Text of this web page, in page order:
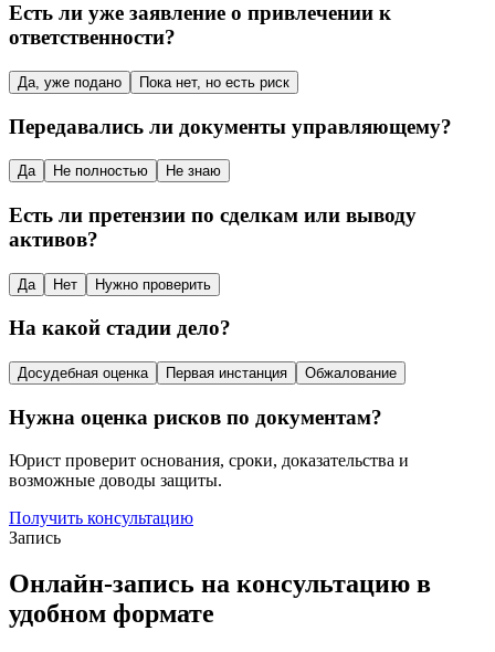
Есть ли уже заявление о привлечении к
ответственности?
Да, уже подано Пока нет, но есть риск
Передавались ли документы управляющему?
Да Не полностью Не знаю
Есть ли претензии по сделкам или выводу
активов?
Да Нет Нужно проверить
На какой стадии дело?
Досудебная оценка Первая инстанция Обжалование
Нужна оценка рисков по документам?
Юрист проверит основания, сроки, доказательства и
возможные доводы защиты.
Получить консультацию
Запись
Онлайн-запись на консультацию в
удобном формате